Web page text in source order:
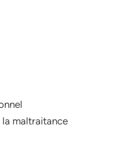
la maltraitance